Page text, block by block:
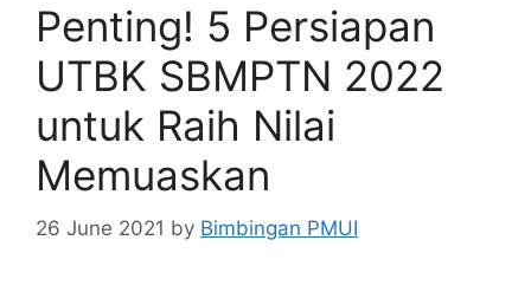
Penting! 5 Persiapan
UTBK SBMPTN 2022
untuk Raih Nilai
Memuaskan
26 June 2021 by Bimbingan PMUI